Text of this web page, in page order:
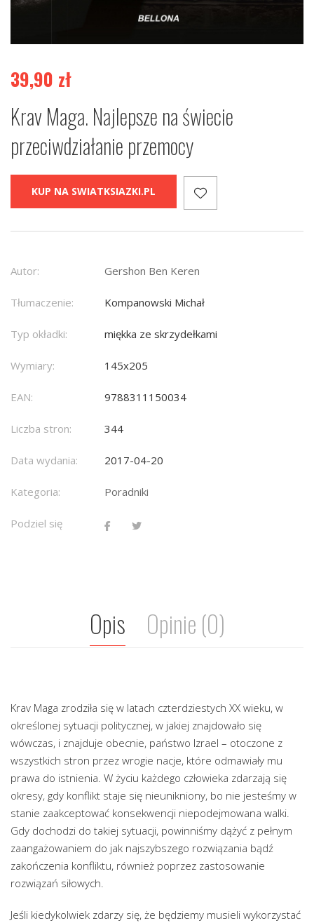
39,90 zł
Krav Maga. Najlepsze na świecie
przeciwdziałanie przemocy
KUP NA SWIATKSIAZKI.PL
Autor: Gershon Ben Keren
Tłumaczenie: Kompanowski Michał
Typ okładki: miękka ze skrzydełkami
Wymiary: 145x205
EAN: 9788311150034
Liczba stron: 344
Data wydania: 2017-04-20
Kategoria: Poradniki
Podziel się
Opis Opinie (0)
Krav Maga zrodziła się w latach czterdziestych XX wieku, w
określonej sytuacji politycznej, w jakiej znajdowało się
wówczas, i znajduje obecnie, państwo Izrael – otoczone z
wszystkich stron przez wrogie nacje, które odmawiały mu
prawa do istnienia. W życiu każdego człowieka zdarzają się
okresy, gdy konflikt staje się nieunikniony, bo nie jesteśmy w
stanie zaakceptować konsekwencji niepodejmowana walki.
Gdy dochodzi do takiej sytuacji, powinniśmy dążyć z pełnym
zaangażowaniem do jak najszybszego rozwiązania bądź
zakończenia konfliktu, również poprzez zastosowanie
rozwiązań siłowych.
Jeśli kiedykolwiek zdarzy się, że będziemy musieli wykorzystać